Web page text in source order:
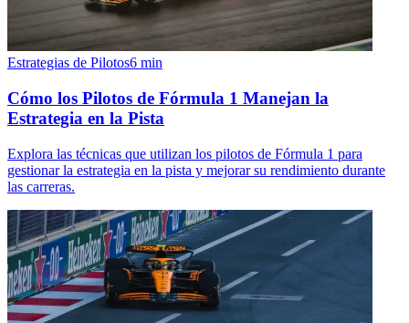
Estrategias de Pilotos6 min
Cómo los Pilotos de Fórmula 1 Manejan la
Estrategia en la Pista
Explora las técnicas que utilizan los pilotos de Fórmula 1 para
gestionar la estrategia en la pista y mejorar su rendimiento durante
las carreras.